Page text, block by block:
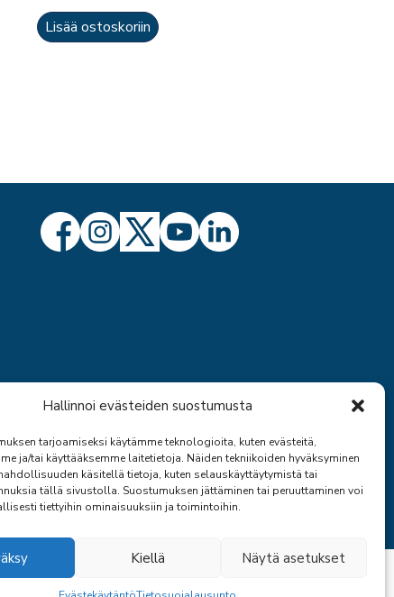
Hallinnoi evästeiden suostumusta
tarjoamiseksi käytämme teknologioita, kuten evästeitä,
ja/tai käyttääksemme laitetietoja. Näiden tekniikoiden hyväksyminen
käsitellä tietoja, kuten selauskäyttäytymistä tai
tällä sivustolla. Suostumuksen jättäminen tai peruuttaminen voi
tiettyihin ominaisuuksiin ja toimintoihin.
Kiellä Näytä asetukset
Lisää ostoskoriin